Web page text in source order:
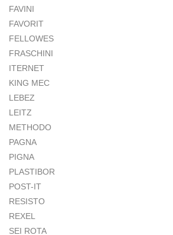
FAVINI
FAVORIT
FELLOWES
FRASCHINI
ITERNET
KING MEC
LEBEZ
LEITZ
METHODO
PAGNA
PIGNA
PLASTIBOR
POST-IT
RESISTO
REXEL
SEI ROTA